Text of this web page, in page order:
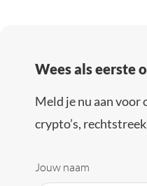
Wees als eerste
Meld je nu aan voor
crypto’s,
Jouw naam